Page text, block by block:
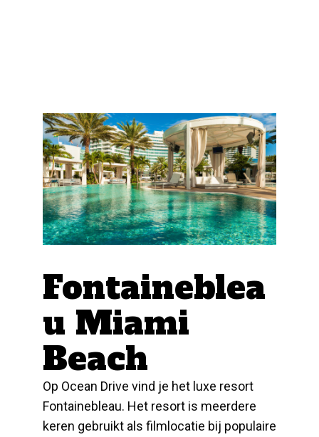
Fontaineblea
u Miami
Beach
Op Ocean Drive vind je het luxe resort
Fontainebleau. Het resort is meerdere
keren gebruikt als filmlocatie bij populaire